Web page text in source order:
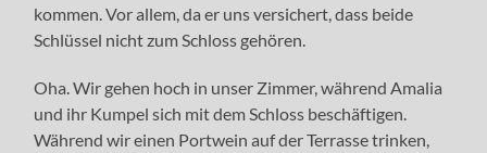
kommen. Vor allem, da er uns versichert, dass beide
Schlüssel nicht zum Schloss gehören.
Oha. Wir gehen hoch in unser Zimmer, während Amalia
und ihr Kumpel sich mit dem Schloss beschäftigen.
Während wir einen Portwein auf der Terrasse trinken,